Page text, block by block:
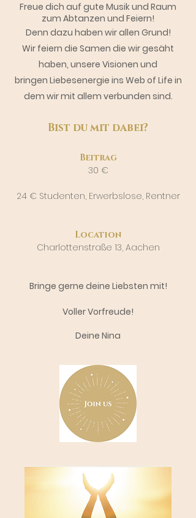
Freue dich auf gute Musik und Raum
zum Abtanzen und Feiern!
Denn dazu haben wir allen Grund!
Wir feiern die Samen die wir gesäht
haben, unsere Visionen und
bringen Liebesenergie ins Web of Life in
dem wir mit allem verbunden sind.
Bist du mit dabei?
Beitrag
30 €
24 € Studenten, Erwerbslose, Rentner
Location
Charlottenstraße 13, Aachen
Bringe gerne deine Liebsten mit!
Voller Vorfreude!
Deine Nina